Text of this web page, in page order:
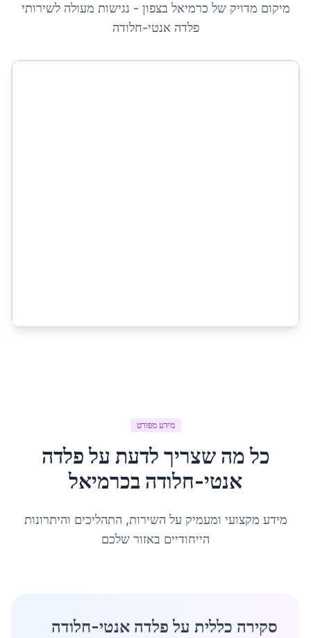
מיקום מדויק של כרמיאל בצפון - נגישות מעולה לשירותי
פלדה אנטי-חלודה
מידע מפורט
כל מה שצריך לדעת עלפלדה
אנטי-חלודה בכרמיאל
מידע מקצועי ומעמיק על השירות, התהליכים והיתרונות
הייחודיים באזור שלכם
סקירה כללית על פלדה אנטי-חלודה